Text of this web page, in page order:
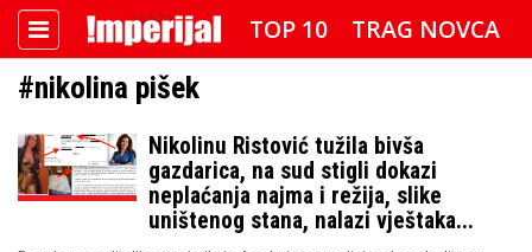
TOP 10
TRAG NOVCA
DETEKTOR
FOTO SPECIJAL
IMPERIJAL VIDEO
RADAR
IMPERIJAL & FREETIME
#nikolina pišek
Nikolinu Ristović tužila bivša
gazdarica, na sud stigli dokazi
neplaćanja najma i režija, slike
uništenog stana, nalazi vještaka...